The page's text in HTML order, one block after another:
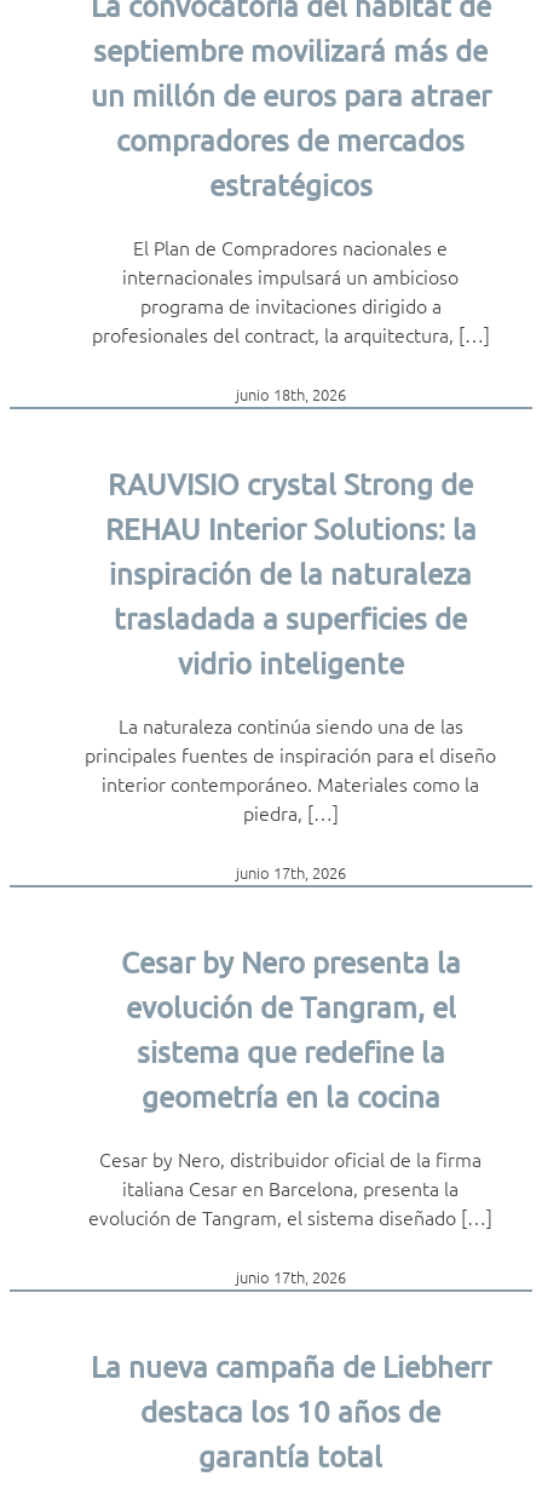
septiembre movilizará más de
un millón de euros para atraer
compradores de mercados
estratégicos
El Plan de Compradores nacionales e
internacionales impulsará un ambicioso
programa de invitaciones dirigido a
profesionales del contract, la arquitectura, […]
junio 18th, 2026
RAUVISIO crystal Strong de
REHAU Interior Solutions: la
inspiración de la naturaleza
trasladada a superficies de
vidrio inteligente
La naturaleza continúa siendo una de las
principales fuentes de inspiración para el diseño
interior contemporáneo. Materiales como la
piedra, […]
junio 17th, 2026
Cesar by Nero presenta la
evolución de Tangram, el
sistema que redefine la
geometría en la cocina
Cesar by Nero, distribuidor oficial de la firma
italiana Cesar en Barcelona, presenta la
evolución de Tangram, el sistema diseñado […]
junio 17th, 2026
La nueva campaña de Liebherr
destaca los 10 años de
garantía total